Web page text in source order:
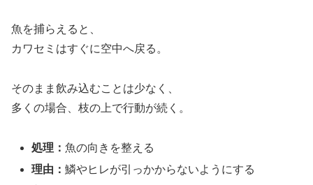
魚を捕らえると、
カワセミはすぐに空中へ戻る。
そのまま飲み込むことは少なく、
多くの場合、枝の上で行動が続く。
処理：魚の向きを整える
理由：鱗やヒレが引っかからないようにする